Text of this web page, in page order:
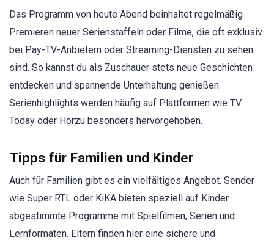
Das Programm von heute Abend beinhaltet regelmäßig
Premieren neuer Serienstaffeln oder Filme, die oft exklusiv
bei Pay-TV-Anbietern oder Streaming-Diensten zu sehen
sind. So kannst du als Zuschauer stets neue Geschichten
entdecken und spannende Unterhaltung genießen.
Serienhighlights werden häufig auf Plattformen wie TV
Today oder Hörzu besonders hervorgehoben.
Tipps für Familien und Kinder
Auch für Familien gibt es ein vielfältiges Angebot. Sender
wie Super RTL oder KiKA bieten speziell auf Kinder
abgestimmte Programme mit Spielfilmen, Serien und
Lernformaten. Eltern finden hier eine sichere und